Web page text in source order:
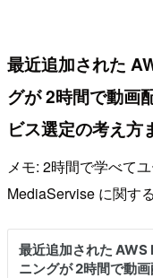
最近追加された
グが 2時間で動画
ビス選定の考え方
メモ: 2時間で学べて
MediaServise に関す